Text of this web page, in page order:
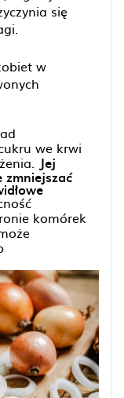
się
w
we krwi
Jej
zmniejszać
komórek